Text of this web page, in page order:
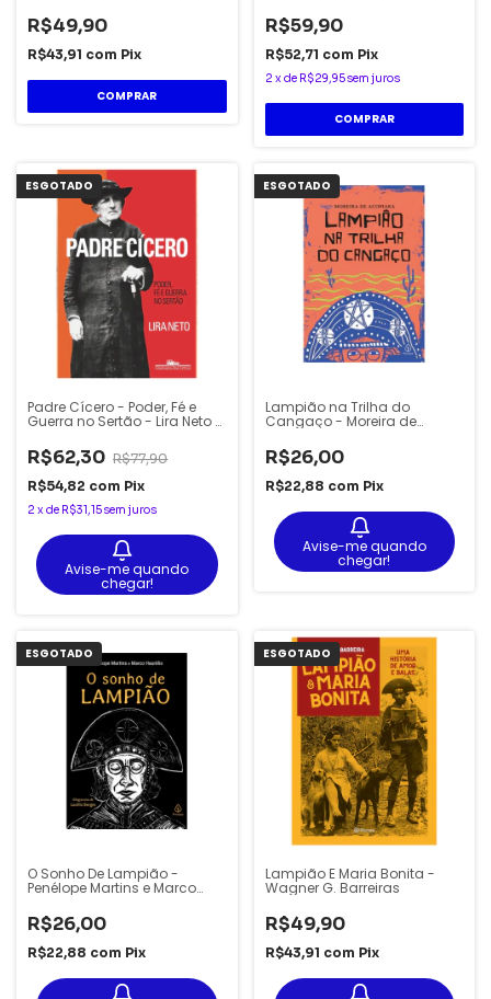
R$49,90
R$43,91 com Pix
R$59,90
R$52,71 com Pix
2 xde R$29,95sem juros
ESGOTADO
Padre Cícero - Poder, Fé e
Guerra no Sertão - Lira Neto -
R$62,30 R$77,90
R$54,82 com Pix
2 xde R$31,15sem juros
Avise-me quando
chegar!
ESGOTADO
Lampião na Trilha do
Cangaço - Moreira de
R$26,00
R$22,88 com Pix
Avise-me quando
chegar!
ESGOTADO
O Sonho De Lampião -
Penélope Martins e Marco
R$26,00
R$22,88 com Pix
ESGOTADO
Lampião E Maria Bonita -
Wagner G. Barreiras
R$49,90
R$43,91 com Pix